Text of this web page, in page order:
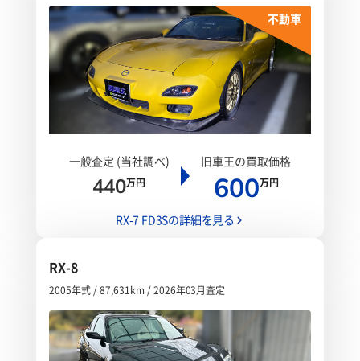
不動車
一般査定 (当社調べ)
440万円
旧車王の買取価格
600万円
RX-7 FD3Sの詳細を見る
RX-8
2005年式 / 87,631km / 2026年03月査定